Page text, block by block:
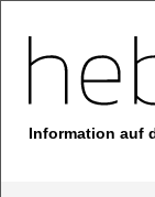
Information auf